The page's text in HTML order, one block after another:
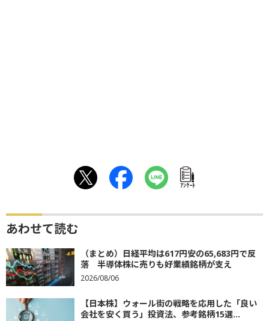
ｱﾝｹｰﾄ
あわせて読む
（まとめ）日経平均は617円安の65,683円で反
落 半導体株に売りも好業績銘柄が支え
2026/08/06
【日本株】ウォール街の戦略を応用した「良い
会社を安く買う」投資法、参考銘柄15選...